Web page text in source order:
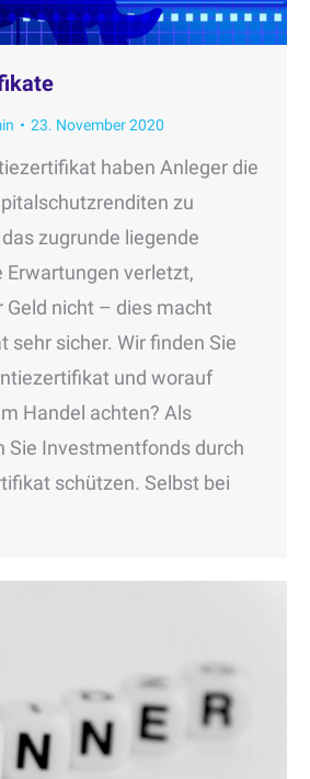
23. November 2020
haben Anleger die
zu
zugrunde liegende
Erwartungen verletzt,
Geld nicht – dies macht
sehr sicher. Wir finden Sie
und worauf
Handel achten? Als
Sie Investmentfonds durch
schützen. Selbst bei